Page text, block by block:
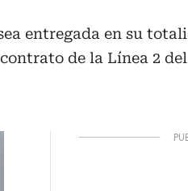
entregada en su
de la Línea 2